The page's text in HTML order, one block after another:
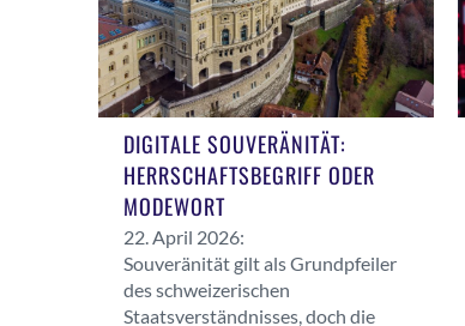
DIGITALE SOUVERÄNITÄT:
HERRSCHAFTSBEGRIFF ODER
MODEWORT
22. April 2026:
Souveränität gilt als Grundpfeiler
des schweizerischen
Staatsverständnisses, doch die